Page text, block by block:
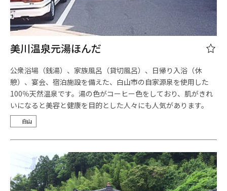
美川温泉元湯ほんだ
公衆浴場（銭湯）、家族風呂（貸切風呂）、日帰り入浴（休
憩）、宴会、宿泊施設を備えた、白山市の自家源泉を使用した
100％天然温泉です。湯の色がコーヒー色をしており、肌がきれ
いになると美容と健康を目的とした人々にも人気があります。
白山